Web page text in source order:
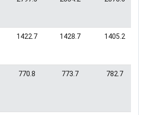
1422.7 1428.7 1405.2
770.8 773.7 782.7